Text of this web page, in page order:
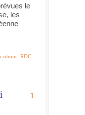
le
les
RDC;
1